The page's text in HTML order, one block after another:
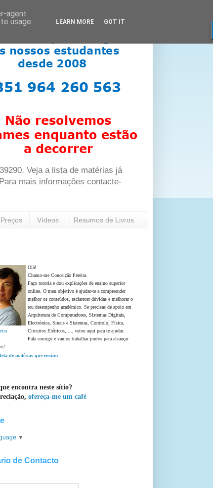
Veja a lista de matérias já
mais informações contacte-
Preços Vídeos Resumos de Livros
Olá!
Chamo-me Conceição Pereira.
Faço tutoria e dou explicações de ensino superior
online. O meu objetivo é ajudar-te a compreender
melhor os conteúdos, esclarecer dúvidas e melhorar o
teu desempenho académico. Se precisas de apoio em
Arquitetura de Computadores, Sistemas Digitais,
Electrónica, Sinais e Sistemas, Controlo, Física,
Circuitos Elétricos, ..., estou aqui para te ajudar.
Fala comigo e vamos trabalhar juntos para alcançar
de matérias que ensino
encontra neste sítio?
ofereça-me um café
▼
de Contacto
agent
usage
LEARN MORE GOT IT